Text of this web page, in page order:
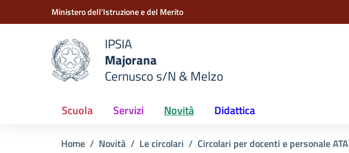
Vai ai contenuti
Vai al menu di navigazioneMinistero dell'Istruzione e del Merito
scuola
IPSIA
Majorana
Cernusco s/N & Melzo
Scuola Servizi Novità Didattica
Home Novità Le circolari Circolari per docenti e personale ATA